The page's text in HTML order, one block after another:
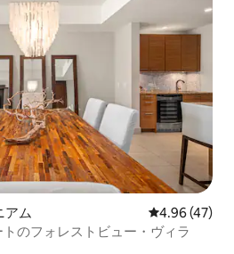
アム レビュー47
4.96 (47)
のフォレストビュー・ヴィラ